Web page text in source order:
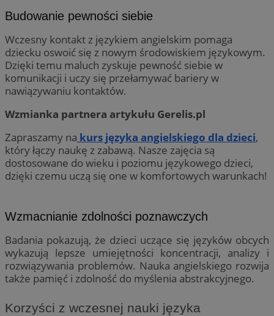
Budowanie pewności siebie
Wczesny kontakt z językiem angielskim pomaga
dziecku oswoić się z nowym środowiskiem językowym.
Dzięki temu maluch zyskuje pewność siebie w
komunikacji i uczy się przełamywać bariery w
nawiązywaniu kontaktów.
Wzmianka partnera artykułu Gerelis.pl
Zapraszamy na kurs języka angielskiego dla dzieci,
który łączy naukę z zabawą. Nasze zajęcia są
dostosowane do wieku i poziomu językowego dzieci,
dzięki czemu uczą się one w komfortowych warunkach!
Wzmacnianie zdolności poznawczych
Badania pokazują, że dzieci uczące się języków obcych
wykazują lepsze umiejętności koncentracji, analizy i
rozwiązywania problemów. Nauka angielskiego rozwija
także pamięć i zdolność do myślenia abstrakcyjnego.
Korzyści z wczesnej nauki języka